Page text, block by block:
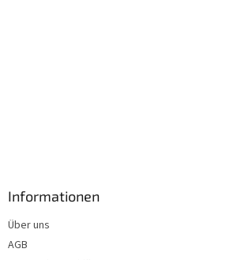
Informationen
Über uns
AGB